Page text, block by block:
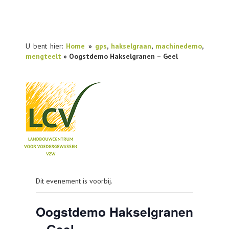
U bent hier: Home » gps, hakselgraan, machinedemo,
mengteelt » Oogstdemo Hakselgranen – Geel
PRAKTIJKONDERZOEK
PUBLICATIES
TOOLS
Dit evenement is voorbij.
Oogstdemo Hakselgranen